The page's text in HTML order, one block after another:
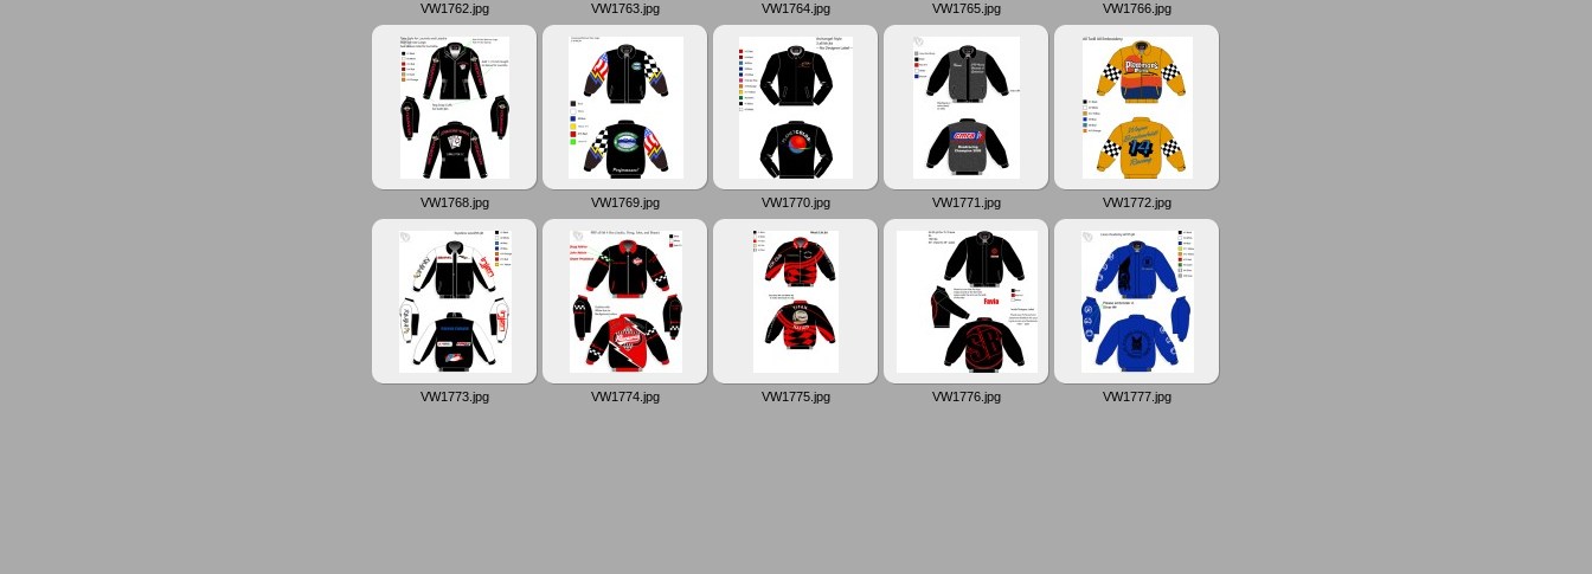
VW1762.jpg VW1763.jpg VW1764.jpg VW1765.jpg VW1766.jpg
VW1768.jpg VW1769.jpg VW1770.jpg VW1771.jpg VW1772.jpg
VW1773.jpg VW1774.jpg VW1775.jpg VW1776.jpg VW1777.jpg